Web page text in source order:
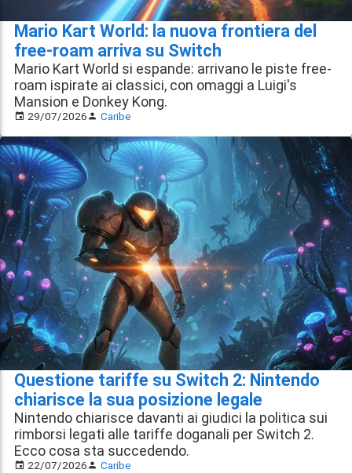
Mario Kart World: la nuova frontiera del
free-roam arriva su Switch
Mario Kart World si espande: arrivano le piste free-
roam ispirate ai classici, con omaggi a Luigi's
Mansion e Donkey Kong.
29/07/2026 Caribe
Questione tariffe su Switch 2: Nintendo
chiarisce la sua posizione legale
Nintendo chiarisce davanti ai giudici la politica sui
rimborsi legati alle tariffe doganali per Switch 2.
Ecco cosa sta succedendo.
22/07/2026 Caribe